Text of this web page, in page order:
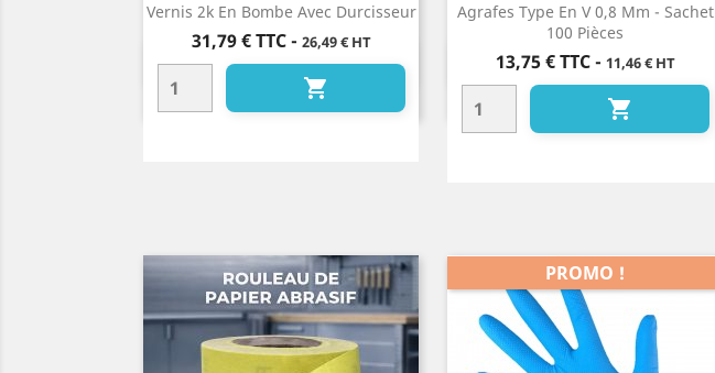
Vernis 2k En Bombe Avec Durcisseur
Prix
31,79 € TTC- 26,49 € HT

Aperçu rapide
Agrafes Type En V 0,8 Mm - Sachet
100 Pièces
Prix
13,75 € TTC- 11,46 € HT

Aperçu rapide
PROMO !